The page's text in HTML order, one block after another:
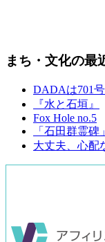
まち・文化の最
DADAは701
『水と石垣』
Fox Hole no.5
「石田群霊
大丈夫、心配